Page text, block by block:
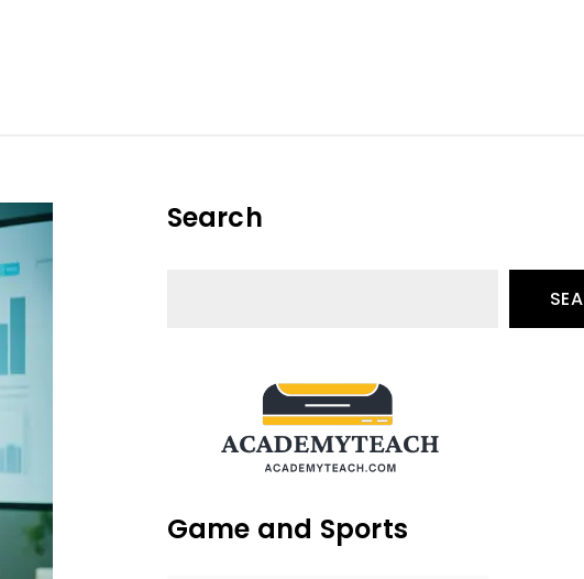
ความรู้รอบตัวที่คุณไม่เคยรู้มาก่อน
ด้วยกัน อัพเดทคอร์สเรียนน่าสนใจในปีนี้
Search
Game and Sports